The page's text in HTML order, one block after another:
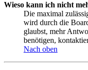
Wieso kann ich nicht
Die maximal
wird durch die
glaubst, mehr
benötigen,
Nach oben